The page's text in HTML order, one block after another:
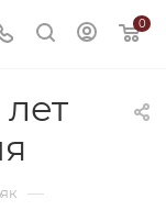
0
—